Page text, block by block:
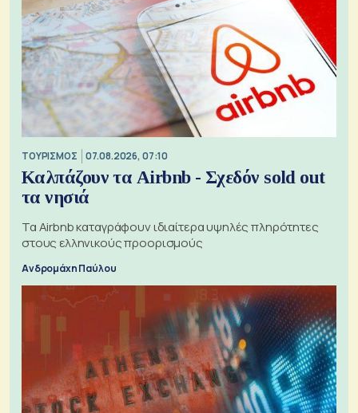
ΤΟΥΡΙΣΜΟΣ 07.08.2026, 07:10
Καλπάζουν τα Airbnb - Σχεδόν sold out
τα νησιά
Τα Airbnb καταγράφουν ιδιαίτερα υψηλές πληρότητες
στους ελληνικούς προορισμούς
Ανδρομάχη Παύλου